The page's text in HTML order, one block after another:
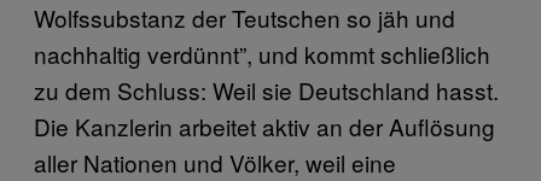
Wolfssubstanz der Teutschen so jäh und
nachhaltig verdünnt”, und kommt schließlich
zu dem Schluss: Weil sie Deutschland hasst.
Die Kanzlerin arbeitet aktiv an der Auflösung
aller Nationen und Völker, weil eine